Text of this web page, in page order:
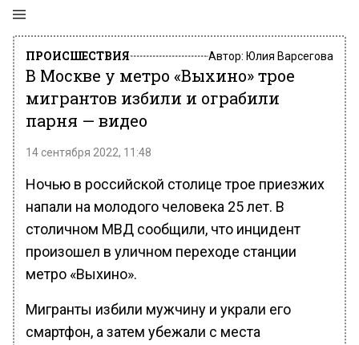
ПРОИСШЕСТВИЯ Автор: Юлия Варсегова
В Москве у метро «Выхино» трое
мигрантов избили и ограбили
парня — видео
14 сентября 2022, 11:48
Ночью в российской столице трое приезжих
напали на молодого человека 25 лет. В
столичном МВД сообщили, что инцидент
произошел в уличном переходе станции
метро «Выхино».
Мигранты избили мужчину и украли его
смартфон, а затем убежали с места